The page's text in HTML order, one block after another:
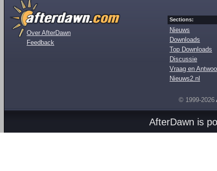
Over AfterDawn
Feedback
Sections:
Nieuws
Downloads
Top Downloads
Discussie
Vraag en
Nieuws2.nl
© 1999-2026
AfterDawn is